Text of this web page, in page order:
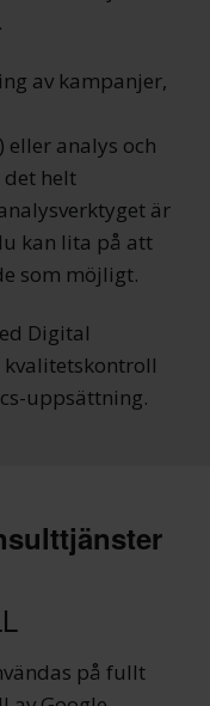
av kampanjer,
eller analys och
helt
är
kan lita på att
som möjligt.
Digital
uppsättning.
på fullt